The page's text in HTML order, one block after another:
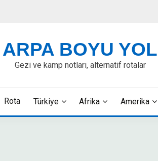
ARPA BOYU YOL
Gezi ve kamp notları, alternatif rotalar
Rota Türkiye Afrika Amerika